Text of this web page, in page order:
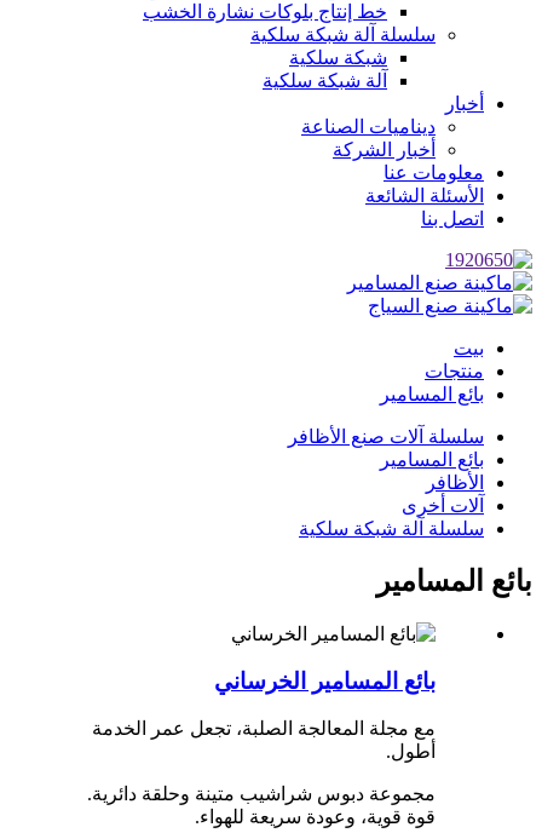
خط إنتاج بلوكات نشارة الخشب
سلسلة آلة شبكة سلكية
شبكة سلكية
آلة شبكة سلكية
أخبار
ديناميات الصناعة
أخبار الشركة
معلومات عنا
الأسئلة الشائعة
اتصل بنا
بيت
منتجات
بائع المسامير
سلسلة آلات صنع الأظافر
بائع المسامير
الأظافر
آلات أخرى
سلسلة آلة شبكة سلكية
بائع المسامير
بائع المسامير الخرساني
مع مجلة المعالجة الصلبة، تجعل عمر الخدمة
أطول.
مجموعة دبوس شراشيب متينة وحلقة دائرية.
قوة قوية، وعودة سريعة للهواء.